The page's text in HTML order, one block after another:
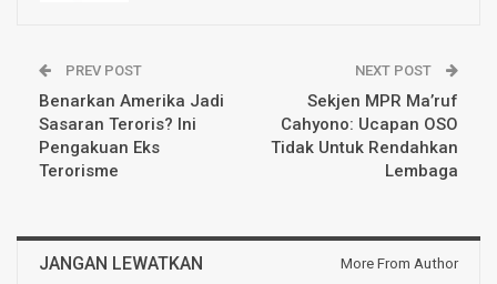
PREV POST
Benarkan Amerika Jadi
Sasaran Teroris? Ini
Pengakuan Eks
Terorisme
NEXT POST
Sekjen MPR Ma’ruf
Cahyono: Ucapan OSO
Tidak Untuk Rendahkan
Lembaga
JANGAN LEWATKAN More From Author